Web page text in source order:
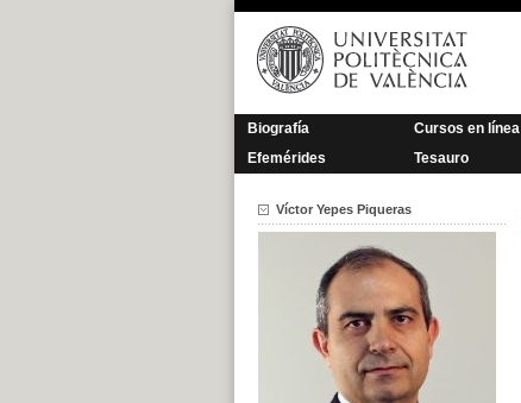
Saltar
contenido
Biografía Cursos en línea
Efemérides
Tesauro
Víctor Yepes Piqueras